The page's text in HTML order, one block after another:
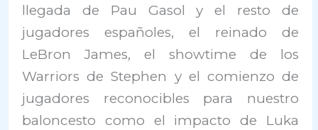
llegada de Pau Gasol y el resto de
jugadores españoles, el reinado de
LeBron James, el showtime de los
Warriors de Stephen y el comienzo de
jugadores reconocibles para nuestro
baloncesto como el impacto de Luka